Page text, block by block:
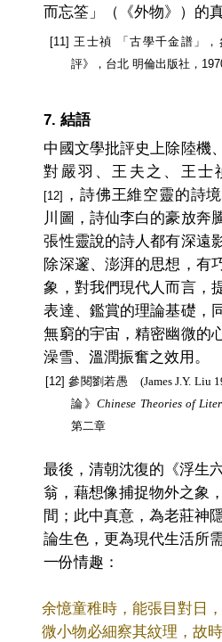
而忘筌」（《外物》）的真
[11] 王士禎 「古學千金譜」
評》，台北 明倫出版社，
7. 結語
中國文學批評史上除陸機
對嚴羽、王夫之、王士
[12]
，詩佛王維空靈的詩
川圖，詩仙李白的豪放奔
張性靈說的詩人都有深遠
除深邃、澎湃的思想，有
象，對我們現代人而言，
表達、鑑賞的理論基礎，
無窮的宇宙，精密幽微的
澡雪、溫潤振奮之效用。
[12] 參閱劉若愚 (James J.Y. Liu
論》Chinese Theories of
第二章
最後，清朝沈復的《浮生
翁，藉想像捕捉物外之象
間；此中真意，為老莊神
論生色，更為現代生活所
一份情趣：
余憶童稚時，能張目對日
微小物必細察其紋理，故